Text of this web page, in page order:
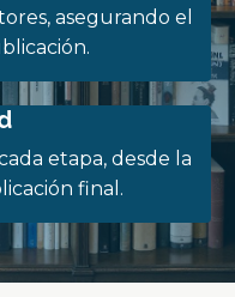
asegurando el
etapa, desde la
final.